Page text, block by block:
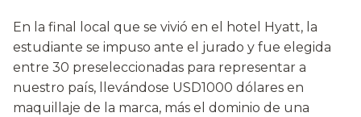
En la final local que se vivió en el hotel Hyatt, la
estudiante se impuso ante el jurado y fue elegida
entre 30 preseleccionadas para representar a
nuestro país, llevándose USD1000 dólares en
maquillaje de la marca, más el dominio de una